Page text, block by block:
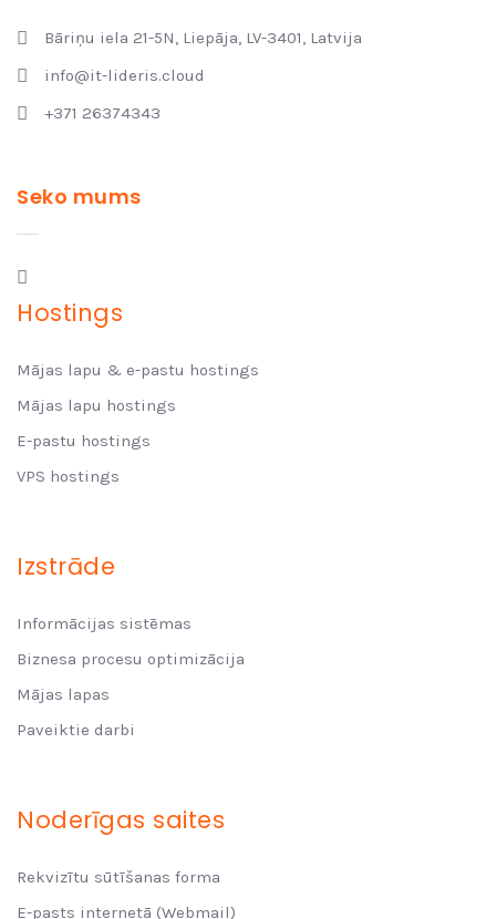
Bāriņu iela 21-5N, Liepāja, LV-3401, Latvija
info@it-lideris.cloud
+371 26374343
Seko mums
Hostings
Mājas lapu & e-pastu hostings
Mājas lapu hostings
E-pastu hostings
VPS hostings
Izstrāde
Informācijas sistēmas
Biznesa procesu optimizācija
Mājas lapas
Paveiktie darbi
Noderīgas saites
Rekvizītu sūtīšanas forma
E-pasts internetā (Webmail)